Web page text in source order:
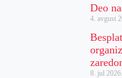
Deo
4. avgust
8. jul 2026.